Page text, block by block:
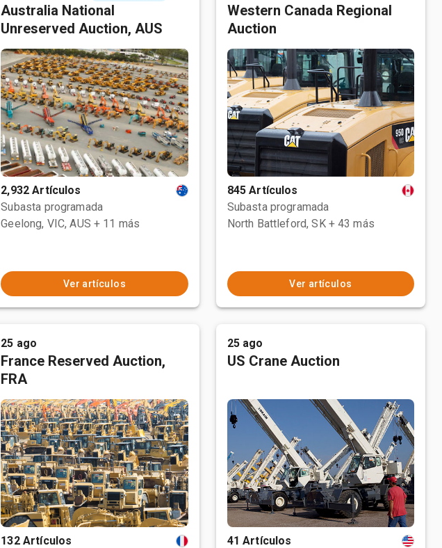
Australia National
Unreserved Auction, AUS
2,932 Artículos
Subasta programada
Geelong, VIC, AUS + 11 más
Ver artículos
Western Canada Regional
Auction
845 Artículos
Subasta programada
North Battleford, SK + 43 más
Ver artículos
25 ago
France Reserved Auction,
FRA
132 Artículos
25 ago
US Crane Auction
41 Artículos